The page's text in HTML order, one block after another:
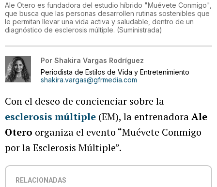
Ale Otero es fundadora del estudio híbrido "Muévete Conmigo",
que busca que las personas desarrollen rutinas sostenibles que
le permitan llevar una vida activa y saludable, dentro de un
diagnóstico de esclerosis múltiple. (Suministrada)
Por Shakira Vargas Rodríguez
Periodista de Estilos de Vida y Entretenimiento
shakira.vargas@gfrmedia.com
Con el deseo de concienciar sobre la
esclerosis múltiple (EM), la entrenadoraAle
Otero organiza el evento “Muévete Conmigo
por la Esclerosis Múltiple”.
RELACIONADAS